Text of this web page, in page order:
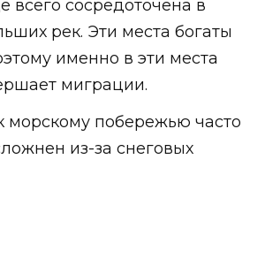
всего сосредоточена в
рек. Эти места богаты
именно в эти места
миграции.
морскому побережью часто
из-за снеговых